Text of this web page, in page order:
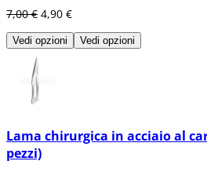
7,00 € 4,90 €
Vedi opzioni Vedi opzioni
Lama chirurgica in acciaio al
pezzi)